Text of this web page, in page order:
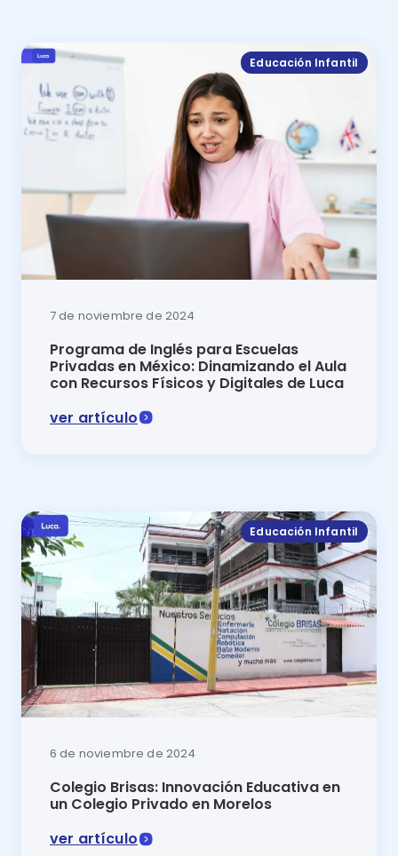
Educación Infantil
7 de noviembre de 2024
Programa de Inglés para Escuelas
Privadas en México: Dinamizando el Aula
con Recursos Físicos y Digitales de Luca
ver artículo
Educación Infantil
6 de noviembre de 2024
Colegio Brisas: Innovación Educativa en
un Colegio Privado en Morelos
ver artículo